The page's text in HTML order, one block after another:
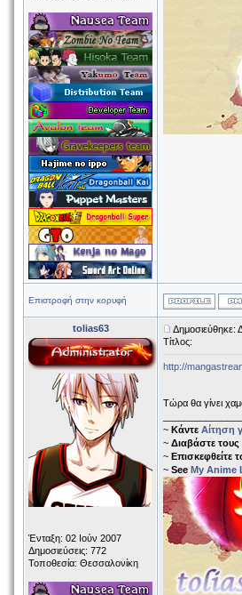
Επιστροφή στην κορυφή
tolias63
Ένταξη: 02 Ιούν 2007
Δημοσιεύσεις: 772
Τοποθεσία: Θεσσαλονίκη
Δημοσιεύθηκε:
Τίτλος:
http://
Τώρα θα γίνει
~ Κάντε Αίτηση
~ Διαβάστε τους
~ Επισκεφθείτε
~ See My Anime